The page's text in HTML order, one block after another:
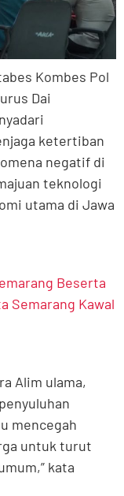
Kombes Pol
Dai
ketertiban
negatif di
teknologi
utama di Jawa
Beserta
Semarang Kawal
Alim ulama,
mencegah
untuk turut
kata